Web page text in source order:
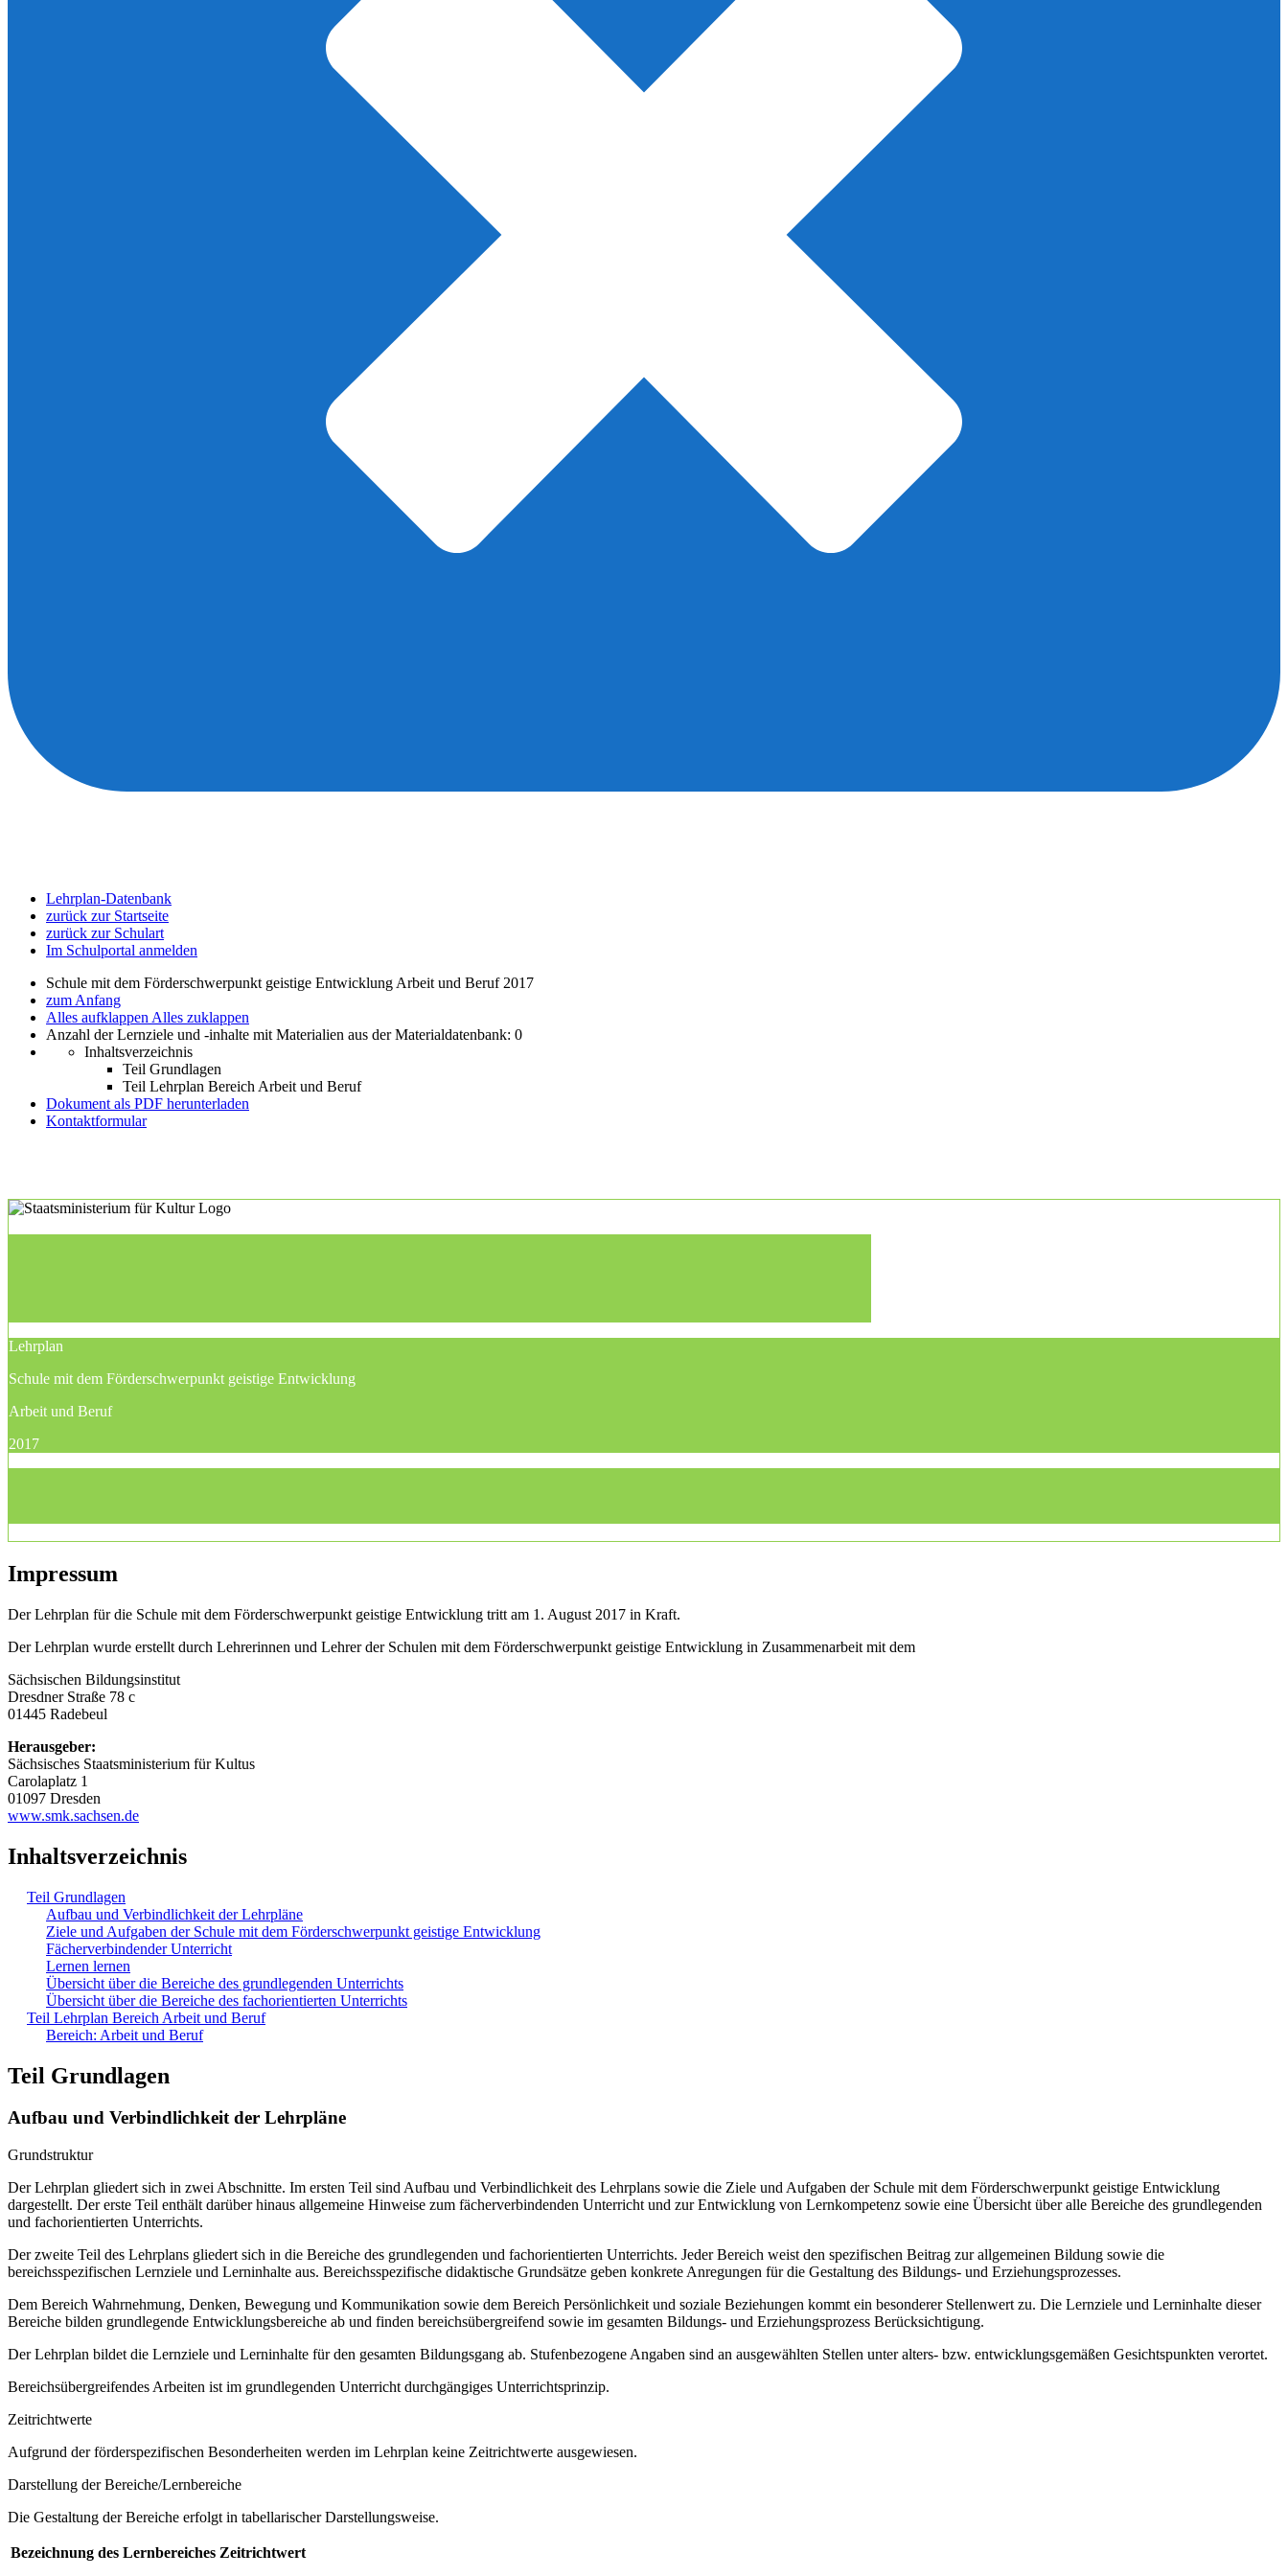
Lehrplan-Datenbank
zurück zur Startseite
zurück zur Schulart
Im Schulportal anmelden
Schule mit dem Förderschwerpunkt geistige Entwicklung Arbeit und Beruf 2017
zum Anfang
Alles aufklappen Alles zuklappen
Anzahl der Lernziele und -inhalte mit Materialien aus der Materialdatenbank: 0
Inhaltsverzeichnis
Teil Grundlagen
Teil Lehrplan Bereich Arbeit und Beruf
Dokument als PDF herunterladen
Kontaktformular
Lehrplan
Schule mit dem Förderschwerpunkt geistige Entwicklung
Arbeit und Beruf
2017
Impressum
Der Lehrplan für die Schule mit dem Förderschwerpunkt geistige Entwicklung tritt am 1. August 2017 in Kraft.
Der Lehrplan wurde erstellt durch Lehrerinnen und Lehrer der Schulen mit dem Förderschwerpunkt geistige Entwicklung in Zusammenarbeit mit dem
Sächsischen Bildungsinstitut
Dresdner Straße 78 c
01445 Radebeul
Herausgeber:
Sächsisches Staatsministerium für Kultus
Carolaplatz 1
01097 Dresden
www.smk.sachsen.de
Inhaltsverzeichnis
Teil Grundlagen
Aufbau und Verbindlichkeit der Lehrpläne
Ziele und Aufgaben der Schule mit dem Förderschwerpunkt geistige Entwicklung
Fächerverbindender Unterricht
Lernen lernen
Übersicht über die Bereiche des grundlegenden Unterrichts
Übersicht über die Bereiche des fachorientierten Unterrichts
Teil Lehrplan Bereich Arbeit und Beruf
Bereich: Arbeit und Beruf
Teil Grundlagen
Aufbau und Verbindlichkeit der Lehrpläne
Grundstruktur
Der Lehrplan gliedert sich in zwei Abschnitte. Im ersten Teil sind Aufbau und Verbindlichkeit des Lehrplans sowie die Ziele und Aufgaben der Schule mit dem Förderschwerpunkt geistige Entwicklung
dargestellt. Der erste Teil enthält darüber hinaus allgemeine Hinweise zum fächerverbindenden Unterricht und zur Entwicklung von Lernkompetenz sowie eine Übersicht über alle Bereiche des grundlegenden
und fachorientierten Unterrichts.
Der zweite Teil des Lehrplans gliedert sich in die Bereiche des grundlegenden und fachorientierten Unterrichts. Jeder Bereich weist den spezifischen Beitrag zur allgemeinen Bildung sowie die
bereichsspezifischen Lernziele und Lerninhalte aus. Bereichsspezifische didaktische Grundsätze geben konkrete Anregungen für die Gestaltung des Bildungs- und Erziehungsprozesses.
Dem Bereich Wahrnehmung, Denken, Bewegung und Kommunikation sowie dem Bereich Persönlichkeit und soziale Beziehungen kommt ein besonderer Stellenwert zu. Die Lernziele und Lerninhalte dieser
Bereiche bilden grundlegende Entwicklungsbereiche ab und finden bereichsübergreifend sowie im gesamten Bildungs- und Erziehungsprozess Berücksichtigung.
Der Lehrplan bildet die Lernziele und Lerninhalte für den gesamten Bildungsgang ab. Stufenbezogene Angaben sind an ausgewählten Stellen unter alters- bzw. entwicklungsgemäßen Gesichtspunkten verortet.
Bereichsübergreifendes Arbeiten ist im grundlegenden Unterricht durchgängiges Unterrichtsprinzip.
Zeitrichtwerte
Aufgrund der förderspezifischen Besonderheiten werden im Lehrplan keine Zeitrichtwerte ausgewiesen.
Darstellung der Bereiche/Lernbereiche
Die Gestaltung der Bereiche erfolgt in tabellarischer Darstellungsweise.
Bezeichnung des Lernbereiches Zeitrichtwert